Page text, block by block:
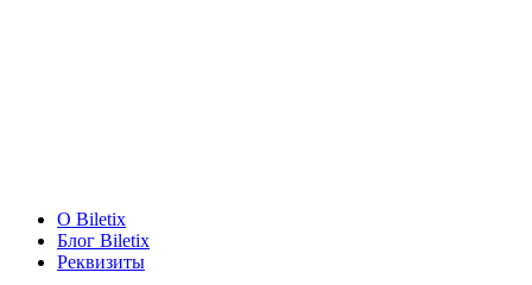
O Biletix
Блог Biletix
Реквизиты